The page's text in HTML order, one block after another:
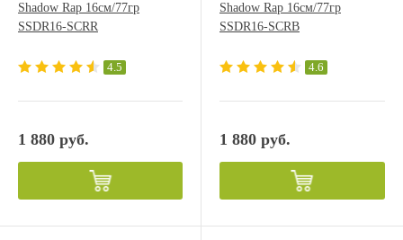
Shadow Rap 16см/77гр
SSDR16-SCRR
4.5
1 880 руб.
Shadow Rap 16см/77гр
SSDR16-SCRB
4.6
1 880 руб.